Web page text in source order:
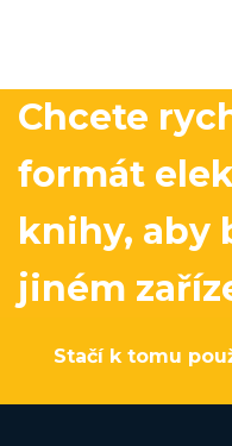
Chcete
formát
knihy, aby
jiném
Stačí k tomu